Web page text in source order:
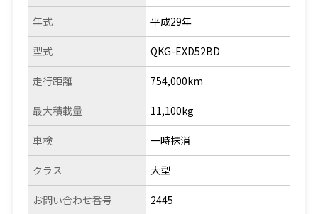
年式
型式
走行距離
平成29年
QKG-EXD52BD
754,000km
最大積載量
車検
クラス
お問い合わせ番号
11,100kg
一時抹消
大型
2445